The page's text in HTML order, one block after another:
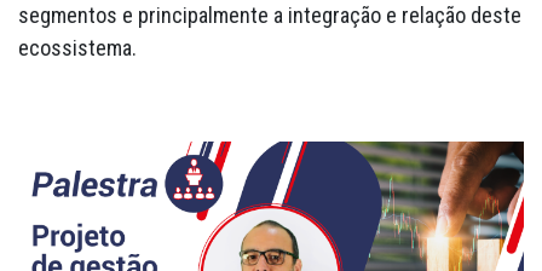
segmentos e principalmente a integração e relação deste
ecossistema.